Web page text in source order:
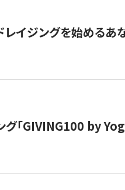
レイジングを始めるあ
グ「GIVING100 by